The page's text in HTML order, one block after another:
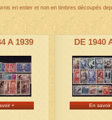
en entier et non en timbres découpés
A 1939
+
DE 1940
En savoir